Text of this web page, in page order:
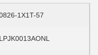
1X1T-57
LPJK0013AONL